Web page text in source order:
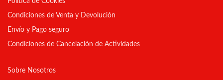
Condiciones de Venta y Devolución
Envío y Pago seguro
Condiciones de Cancelación de Actividades
Sobre Nosotros